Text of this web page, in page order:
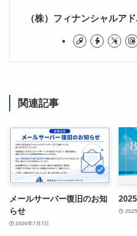
（株）フィナンシャルア
関連記事
メールサーバー復旧のお知
らせ
2026年7月7日